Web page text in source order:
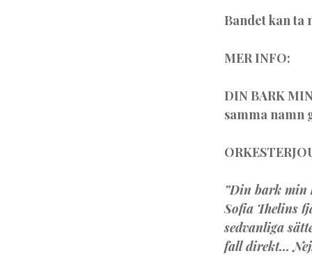
Bandet kan ta
MER INFO:
DIN BARK
samma namn
”Din bark
Sofia Thelins
sedvanliga
fall direkt…